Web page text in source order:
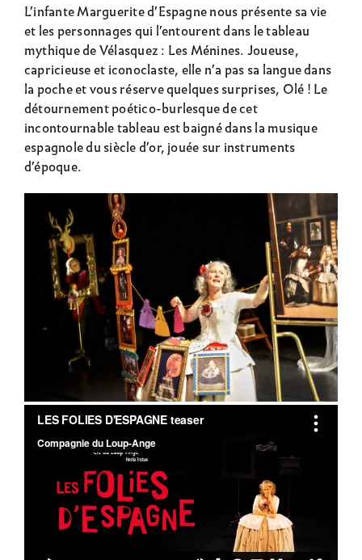
L’infante Marguerite d’Espagne nous présente sa vie
et les personnages qui l’entourent dans le tableau
mythique de Vélasquez : Les Ménines. Joueuse,
capricieuse et iconoclaste, elle n’a pas sa langue dans
la poche et vous réserve quelques surprises, Olé ! Le
détournement poético-burlesque de cet
incontournable tableau est baigné dans la musique
espagnole du siècle d’or, jouée sur instruments
d’époque.